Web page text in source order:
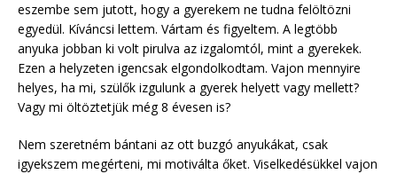
eszembe sem jutott, hogy a gyerekem ne tudna felöltözni
egyedül. Kíváncsi lettem. Vártam és figyeltem. A legtöbb
anyuka jobban ki volt pirulva az izgalomtól, mint a gyerekek.
Ezen a helyzeten igencsak elgondolkodtam. Vajon mennyire
helyes, ha mi, szülők izgulunk a gyerek helyett vagy mellett?
Vagy mi öltöztetjük még 8 évesen is?
Nem szeretném bántani az ott buzgó anyukákat, csak
igyekszem megérteni, mi motiválta őket. Viselkedésükkel vajon